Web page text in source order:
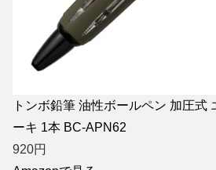
トンボ鉛筆 油性ボールペン 加圧式
ーキ 1本 BC-APN62
920円